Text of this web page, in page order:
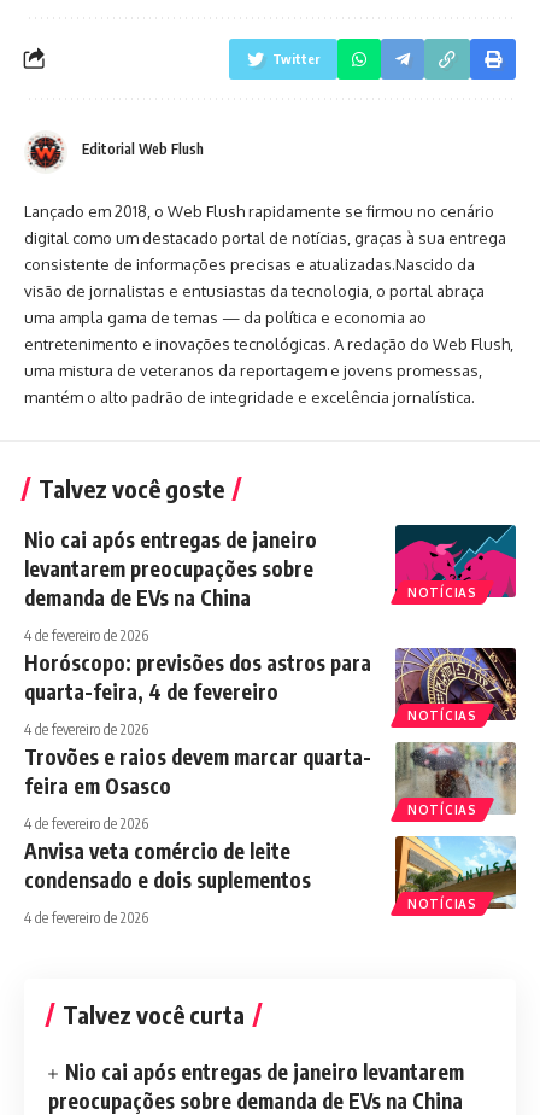
Twitter
Editorial Web Flush
Lançado em 2018, o Web Flush rapidamente se firmou no cenário
digital como um destacado portal de notícias, graças à sua entrega
consistente de informações precisas e atualizadas.Nascido da
visão de jornalistas e entusiastas da tecnologia, o portal abraça
uma ampla gama de temas — da política e economia ao
entretenimento e inovações tecnológicas. A redação do Web Flush,
uma mistura de veteranos da reportagem e jovens promessas,
mantém o alto padrão de integridade e excelência jornalística.
Talvez você goste
NOTÍCIAS
Nio cai após entregas de janeiro
levantarem preocupações sobre
demanda de EVs na China
4 de fevereiro de 2026
NOTÍCIAS
Horóscopo: previsões dos astros para
quarta-feira, 4 de fevereiro
4 de fevereiro de 2026
NOTÍCIAS
Trovões e raios devem marcar quarta-
feira em Osasco
4 de fevereiro de 2026
NOTÍCIAS
Anvisa veta comércio de leite
condensado e dois suplementos
4 de fevereiro de 2026
Talvez você curta
Nio cai após entregas de janeiro levantarem
preocupações sobre demanda de EVs na China